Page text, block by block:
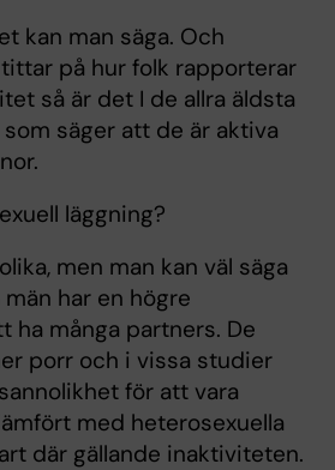
kan man säga. Och
på hur folk rapporterar
så är det I de allra äldsta
säger att de är aktiva
läggning?
men man kan väl säga
har en högre
ha många partners. De
porr och i vissa studier
för att vara
med heterosexuella
där gällande inaktiviteten.